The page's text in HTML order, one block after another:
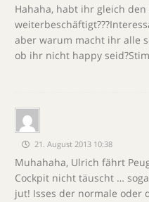
Hahaha, habt ihr gleich
aber warum macht ihr alle
ob ihr nicht happy
21. August 2013 10:38
Muhahaha, Ulrich fährt
Cockpit nicht täuscht …
jut! Isses der normale oder